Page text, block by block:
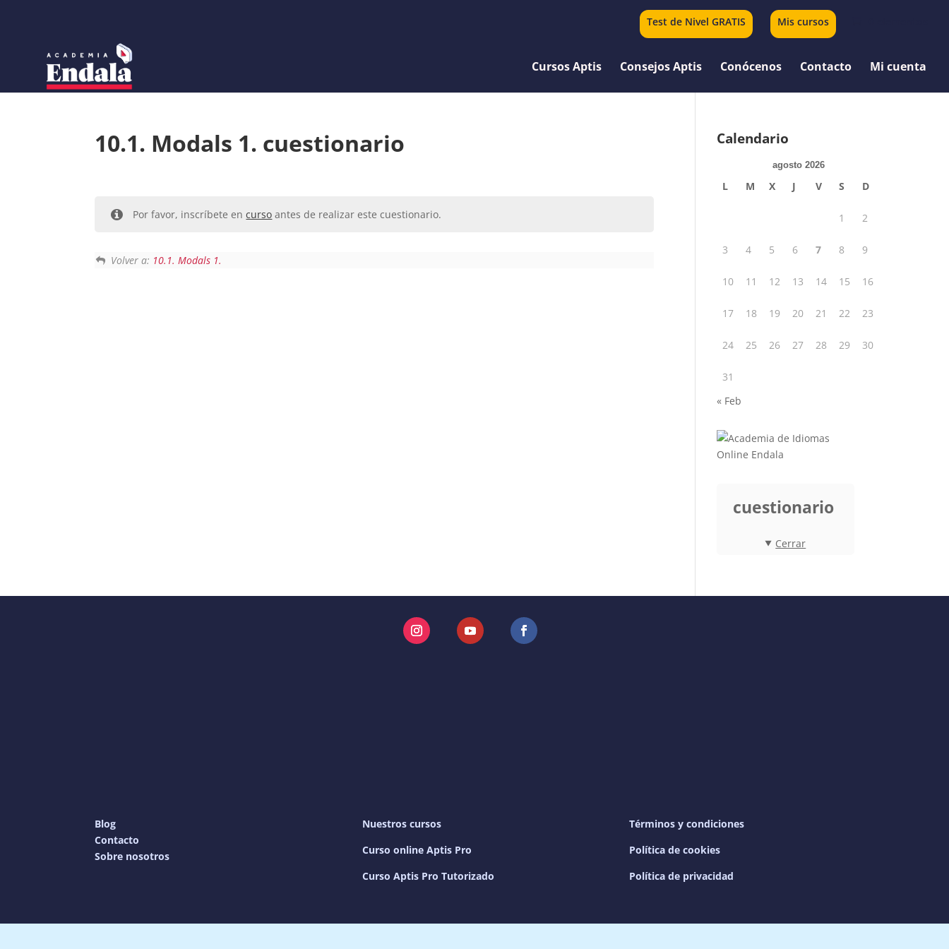
Test de Nivel GRATIS Mis cursos
Cursos Aptis Consejos Aptis Conócenos Contacto Mi cuenta
10.1. Modals 1. cuestionario
Por favor, inscríbete encurso antes de realizar este cuestionario.
Volver a: 10.1. Modals 1.
Calendario
agosto 2026
L M X J V S D
1 2
3 4 5 6 7 8 9
10 11 12 13 14 15 16
17 18 19 20 21 22 23
24 25 26 27 28 29 30
31
« Feb
cuestionario
Cerrar
Instagram YouTube Facebook
Blog
Contacto
Sobre nosotros
Nuestros cursos
Curso online Aptis Pro
Curso Aptis Pro Tutorizado
Términos y condiciones
Política de cookies
Política de privacidad